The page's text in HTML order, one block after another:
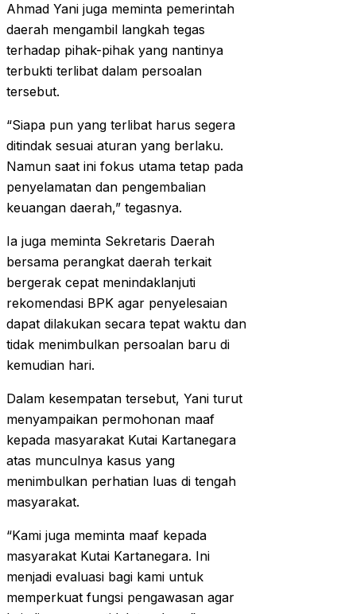
Ahmad Yani juga meminta pemerintah
daerah mengambil langkah tegas
terhadap pihak-pihak yang nantinya
terbukti terlibat dalam persoalan
tersebut.
“Siapa pun yang terlibat harus segera
ditindak sesuai aturan yang berlaku.
Namun saat ini fokus utama tetap pada
penyelamatan dan pengembalian
keuangan daerah,” tegasnya.
Ia juga meminta Sekretaris Daerah
bersama perangkat daerah terkait
bergerak cepat menindaklanjuti
rekomendasi BPK agar penyelesaian
dapat dilakukan secara tepat waktu dan
tidak menimbulkan persoalan baru di
kemudian hari.
Dalam kesempatan tersebut, Yani turut
menyampaikan permohonan maaf
kepada masyarakat Kutai Kartanegara
atas munculnya kasus yang
menimbulkan perhatian luas di tengah
masyarakat.
“Kami juga meminta maaf kepada
masyarakat Kutai Kartanegara. Ini
menjadi evaluasi bagi kami untuk
memperkuat fungsi pengawasan agar